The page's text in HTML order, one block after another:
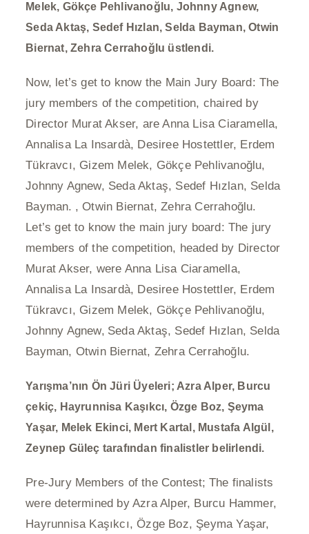
Melek, Gökçe Pehlivanoğlu, Johnny Agnew,
Seda Aktaş, Sedef Hızlan, Selda Bayman, Otwin
Biernat, Zehra Cerrahoğlu üstlendi.
Now, let’s get to know the Main Jury Board: The
jury members of the competition, chaired by
Director Murat Akser, are Anna Lisa Ciaramella,
Annalisa La Insardà, Desiree Hostettler, Erdem
Tükravcı, Gizem Melek, Gökçe Pehlivanoğlu,
Johnny Agnew, Seda Aktaş, Sedef Hızlan, Selda
Bayman. , Otwin Biernat, Zehra Cerrahoğlu.
Let’s get to know the main jury board: The jury
members of the competition, headed by Director
Murat Akser, were Anna Lisa Ciaramella,
Annalisa La Insardà, Desiree Hostettler, Erdem
Tükravcı, Gizem Melek, Gökçe Pehlivanoğlu,
Johnny Agnew, Seda Aktaş, Sedef Hızlan, Selda
Bayman, Otwin Biernat, Zehra Cerrahoğlu.
Yarışma’nın Ön Jüri Üyeleri; Azra Alper, Burcu
çekiç, Hayrunnisa Kaşıkcı, Özge Boz, Şeyma
Yaşar, Melek Ekinci, Mert Kartal, Mustafa Algül,
Zeynep Güleç tarafından finalistler belirlendi.
Pre-Jury Members of the Contest; The finalists
were determined by Azra Alper, Burcu Hammer,
Hayrunnisa Kaşıkcı, Özge Boz, Şeyma Yaşar,